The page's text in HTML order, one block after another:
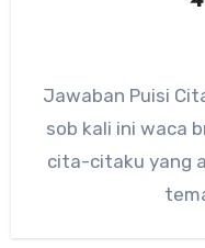
Jawaban Puisi
sob kali ini waca
cita-citaku yang